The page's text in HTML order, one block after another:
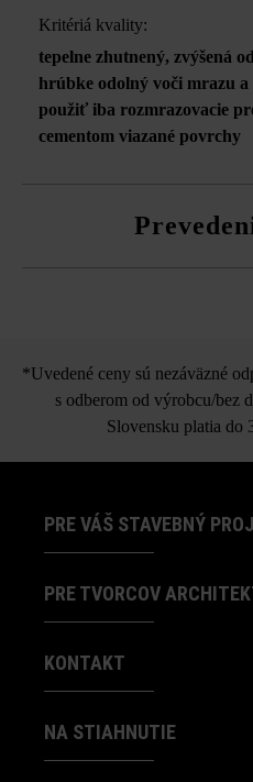
Kritériá kvality:
tepelne zhutnený, zvýšená
hrúbke odolný voči mrazu a
použiť iba rozmrazovacie
cementom viazané povrchy
*Uvedené ceny sú nezáväzné
s odberom od výrobcu/bez
Slovensku platia do
PRE VÁŠ STAVEBNÝ
PRE TVORCOV
KONTAKT
NA STIAHNUTIE